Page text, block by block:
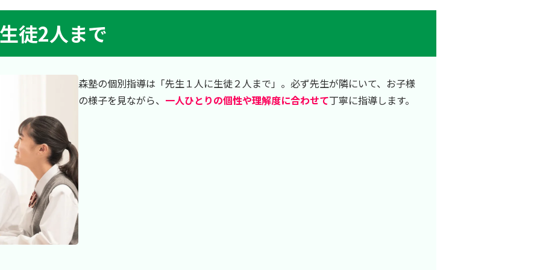
徒2人まで
森塾の個別指導は「先生１人に生徒２人まで」。必ず先生が隣にいて、お子様
の様子を見ながら、 一人ひとりの個性や理解度に合わせて丁寧に指導します。